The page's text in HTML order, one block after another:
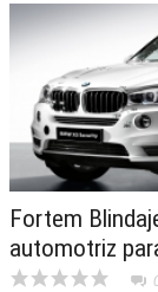
Fortem
automotriz